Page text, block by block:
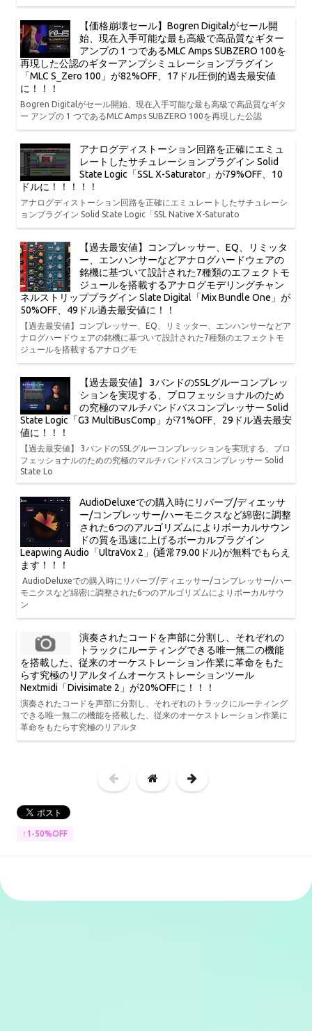
【価格崩壊セール】Bogren Digitalがセール開
始、現在入手可能な最も高級で高品質なギター
アンプの 1 つであるMLC Amps SUBZERO 100を
再現した公認のギターアンプシミュレーションプラグイン
「MLC S_Zero 100」が82%OFF、17ドル圧倒的過去最安値
に！！！
Bogren Digitalがセール開始、現在入手可能な最も高級で高品質なギタ
ー アンプの 1 つであるMLC Amps SUBZERO 100を再現した公認
アナログディストーション回路を正確にエミュ
レートしたサチュレーションプラグイン Solid
State Logic「SSL X-Saturator」が79%OFF、10
ドルに！！！！！
アナログディストーション回路を正確にエミュレートしたサチュレーシ
ョンプラグイン Solid State Logic「SSL Native X-Saturato
【過去最安値】コンプレッサー、EQ、リミッタ
ー、エンハンサーなどアナログハードウェアの
銘機に基づいて設計された7種類のエフェクトモ
ジュールを搭載するアナログモデリングチャン
ネルストリッププラグイン Slate Digital「Mix Bundle One」が
50%OFF、49ドル過去最安値に！！
【過去最安値】コンプレッサー、EQ、リミッター、エンハンサーなどア
ナログハードウェアの銘機に基づいて設計された7種類のエフェクトモ
ジュールを搭載するアナログモ
【過去最安値】 3バンドのSSLグルーコンプレッ
ションを実現する、プロフェッショナルのため
の究極のマルチバンドバスコンプレッサー Solid
State Logic「G3 MultiBusComp」が71%OFF、29ドル過去最安
値に！！！
【過去最安値】 3バンドのSSLグルーコンプレッションを実現する、プロ
フェッショナルのための究極のマルチバンドバスコンプレッサー Solid
State Lo
AudioDeluxeでの購入時にリバーブ/ディエッサ
ー/コンプレッサー/ハーモニクスなど綿密に調整
された6つのアルゴリズムによりボーカルサウン
ドの質を迅速に上げるボーカルプラグイン
Leapwing Audio「UltraVox 2」(通常79.00ドル)が無料でもらえ
ます！！！
AudioDeluxeでの購入時にリバーブ/ディエッサー/コンプレッサー/ハー
モニクスなど綿密に調整された6つのアルゴリズムによりボーカルサウ
ン
演奏されたコードを声部に分割し、それぞれの
トラックにルーティングできる唯一無二の機能
を搭載した、従来のオーケストレーション作業に革命をもた
らす究極のリアルタイムオーケストレーションツール
Nextmidi「Divisimate 2」が20%OFFに！！！
演奏されたコードを声部に分割し、それぞれのトラックにルーティング
できる唯一無二の機能を搭載した、従来のオーケストレーション作業に
革命をもたらす究極のリアルタ
↑1-50%OFF